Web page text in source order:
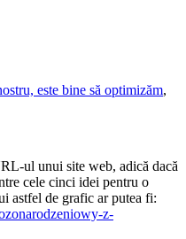
este bine să optimizăm,
ul unui site web, adică dacă
cele cinci idei pentru o
astfel de grafic ar putea fi:
z-